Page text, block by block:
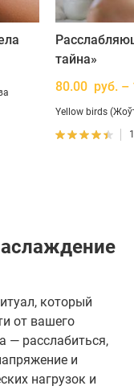
тайна»
80.00 руб. –
Yellow birds
который
от вашего
— расслабиться,
и
нагрузок и